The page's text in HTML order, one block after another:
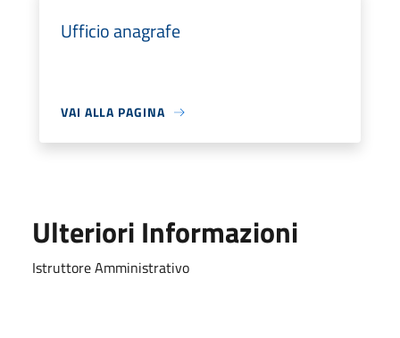
Ufficio anagrafe
VAI ALLA PAGINA
Ulteriori Informazioni
Istruttore Amministrativo